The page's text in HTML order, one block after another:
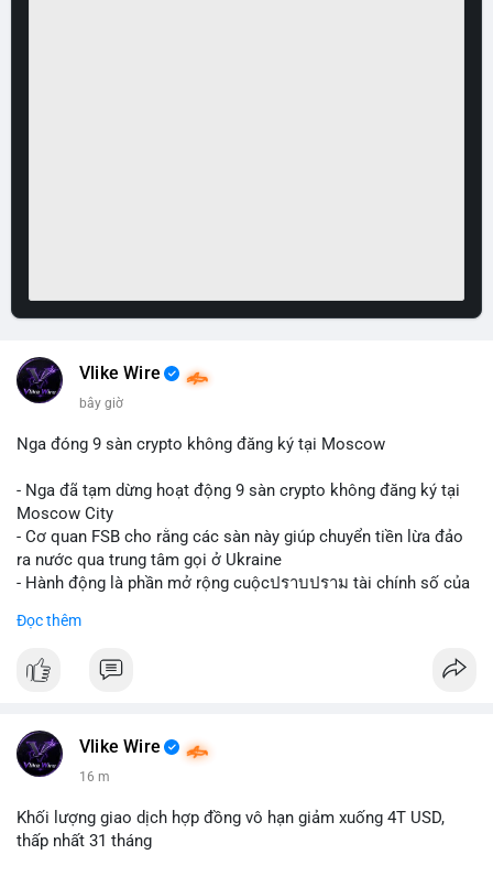
Vlike Wire
bây giờ
Nga đóng 9 sàn crypto không đăng ký tại Moscow
- Nga đã tạm dừng hoạt động 9 sàn crypto không đăng ký tại
Moscow City
- Cơ quan FSB cho rằng các sàn này giúp chuyển tiền lừa đảo
ra nước qua trung tâm gọi ở Ukraine
- Hành động là phần mở rộng cuộcปราบปราม tài chính số của
📰 Nguồn: Cointelegraph
Đọc thêm
Vlike Wire
16 m
Khối lượng giao dịch hợp đồng vô hạn giảm xuống 4T USD,
thấp nhất 31 tháng